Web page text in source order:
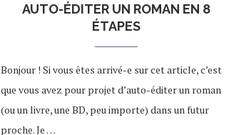
AUTO-ÉDITER UN ROMAN EN 8
ÉTAPES
Bonjour ! Si vous êtes arrivé-e sur cet article, c’est
que vous avez pour projet d’auto-éditer un roman
(ou un livre, une BD, peu importe) dans un futur
proche. Je …